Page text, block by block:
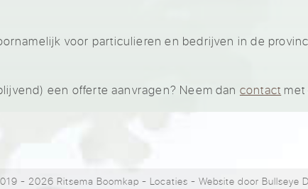
voor particulieren en bedrijven in de
een offerte aanvragen? Neem dan contact met
- 2026 Ritsema Boomkap - Locaties - Website door Bullseye